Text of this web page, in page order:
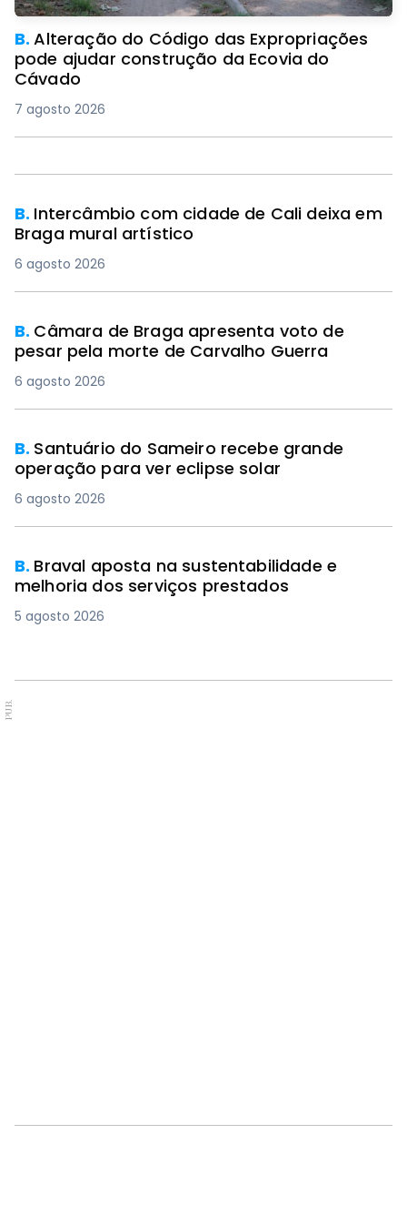
B.Alteração do Código das Expropriações
pode ajudar construção da Ecovia do
Cávado
7 agosto 2026
B. Intercâmbio com cidade de Cali deixa em
Braga mural artístico
6 agosto 2026
B. Câmara de Braga apresenta voto de
pesar pela morte de Carvalho Guerra
6 agosto 2026
B. Santuário do Sameiro recebe grande
operação para ver eclipse solar
6 agosto 2026
B. Braval aposta na sustentabilidade e
melhoria dos serviços prestados
5 agosto 2026
PUB.